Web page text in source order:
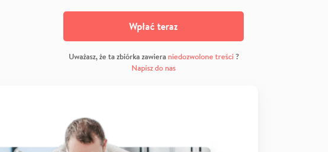
Wpłać teraz
Uważasz, że ta zbiórka zawiera niedozwolone treści?
Napisz do nas